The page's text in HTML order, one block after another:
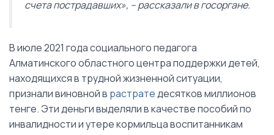
счета пострадавших», – рассказали в госоргане.
В июле 2021 года социального педагога
Алматинского областного центра поддержки детей,
находящихся в трудной жизненной ситуации,
признали виновной в растратедесятков миллионов
тенге. Эти деньги выделяли в качестве пособий по
инвалидности и утере кормильца воспитанникам